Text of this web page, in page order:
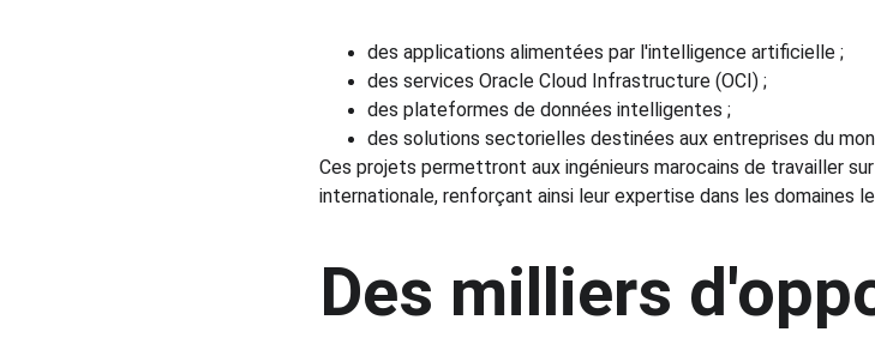
des applications alimentées par l'intelligence artificielle ;
des services Oracle Cloud Infrastructure (OCI) ;
des plateformes de données intelligentes ;
des solutions sectorielles destinées aux entreprises du
Ces projets permettront aux ingénieurs marocains de travailler
internationale, renforçant ainsi leur expertise dans les domaines
Des milliers